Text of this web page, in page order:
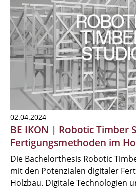
02.04.2024
BE IKON | Robotic Timber
Fertigungsmethoden im
Die Bachelorthesis Robotic
mit den Potenzialen digitaler
Holzbau. Digitale Technologien